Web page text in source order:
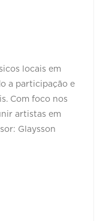
locais em
a participação e
Com foco nos
artistas em
Glaysson